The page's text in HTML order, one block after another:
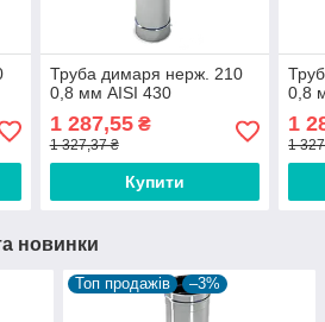
Труба димаря нерж. 210
0,8 мм AISI 430
1 287,55₴
1 327,37 ₴
Купити
0,8
1
1
новинки
Топ продажів –3%